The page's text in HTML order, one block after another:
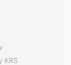
KRS